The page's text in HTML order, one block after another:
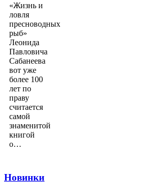
«Жизнь и
ловля
пресноводных
рыб»
Леонида
Павловича
Сабанеева
вот уже
более 100
лет по
праву
считается
самой
знаменитой
книгой
о…
Новинки